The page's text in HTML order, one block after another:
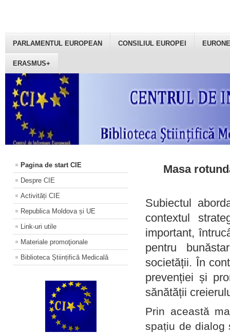
PARLAMENTUL EUROPEAN CONSILIUL EUROPEI
ERASMUS+
Pagina de start CIE
Despre CIE
Activități CIE
Republica Moldova și UE
Link-uri utile
Materiale promoţionale
Biblioteca Științifică Medicală
Masa
Subiectul
contextul
important,
pentru
societății. În
prevenției și
sănătății
Prin această
spațiu de dialog